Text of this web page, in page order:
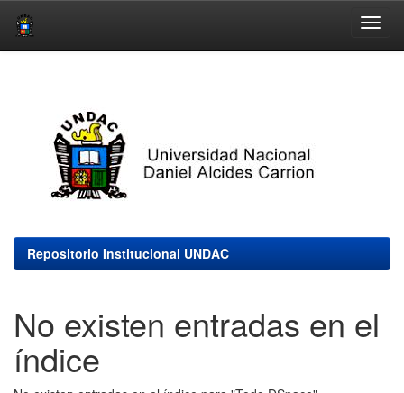
Repositorio Institucional UNDAC
No existen entradas en el
índice